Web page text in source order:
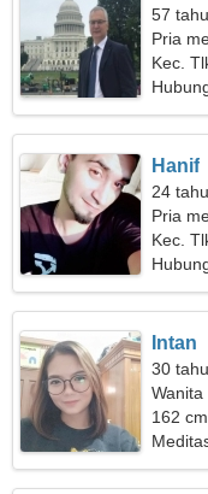
57
Pria
Kec.
Hanif
24
Pria
Kec.
Intan
30
162